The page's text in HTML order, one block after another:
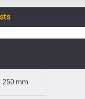
250 mm